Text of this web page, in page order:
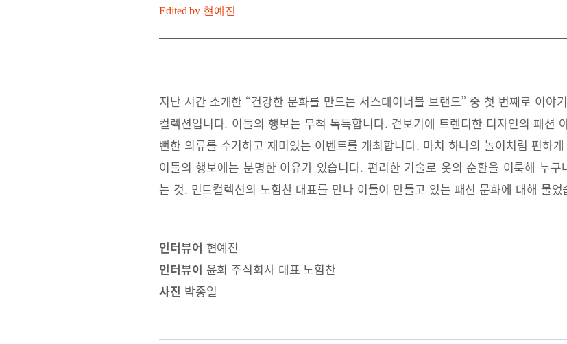
Edited by 현예진
지난 시간 소개한 “건강한 문화를 만드는 서스테이너블 브랜드” 중 첫 번째로 이야
컬렉션입니다. 이들의 행보는 무척 독특합니다. 겉보기에 트렌디한 디자인의 패션
뻔한 의류를 수거하고 재미있는 이벤트를 개최합니다. 마치 하나의 놀이처럼 편하
이들의 행보에는 분명한 이유가 있습니다. 편리한 기술로 옷의 순환을 이룩해 누
는 것. 민트컬렉션의 노힘찬 대표를 만나 이들이 만들고 있는 패션 문화에 대해 물었
인터뷰어 현예진
인터뷰이 윤회 주식회사 대표 노힘찬
사진 박종일